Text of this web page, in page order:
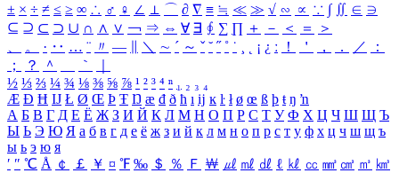
± × ÷ ≠ ≤ ≥ ∞ ∴ ♂ ♀ ∠ ⊥ ⌒ ∂ ∇ ≡ ≒ ≪ ≫ √ ∽ ∝ ∵ ∫ ∬ ∈ ∋
⊆ ⊇ ⊂ ⊃ ∪ ∩ ∧ ∨ ￢ ⇒ ⇔ ∀ ∃ ∮ ∑ ∏ ＋ － ＜ ＝
＞
、
。 · ‥ … ¨ 〃 ― ＼ ∼ ´ ～ ˇ ˘ ˝ ˚ ˙ ¸ ¡ ¿ ː ！ ＇ ， ． ／
：
；
？ ＾ ｀
½ ⅓ ⅔ ¼ ¾ ⅛ ⅜ ⅝ ⅞ ¹ ² ³ ⁴ ⁿ ₁ ₂ ₃ ₄
Æ Ð Ħ Ĳ Ł Ø Œ Þ Ŧ Ŋ æ đ ð ħ ı ĳ ĸ ŀ ł ø œ ß þ ŧ ŋ ŉ
А Б В Г Д Е Ё Ж З И Й К Л М Н О П Р С Т У Ф Х Ц Ч Ш Щ Ъ
Ы Ь Э Ю Я а б в г д е ё ж з и й к л м н о п р с т у ф х ц ч ш щ ъ
ы ь э ю я
′ ″ ℃ Å ￠ ￡ ￥ ¤ ℉ ‰ ＄ ％ Ｆ ￦ ㎕ ㎖ ㎗ ℓ ㎘ ㏄ ㎣ ㎤ ㎥ ㎦